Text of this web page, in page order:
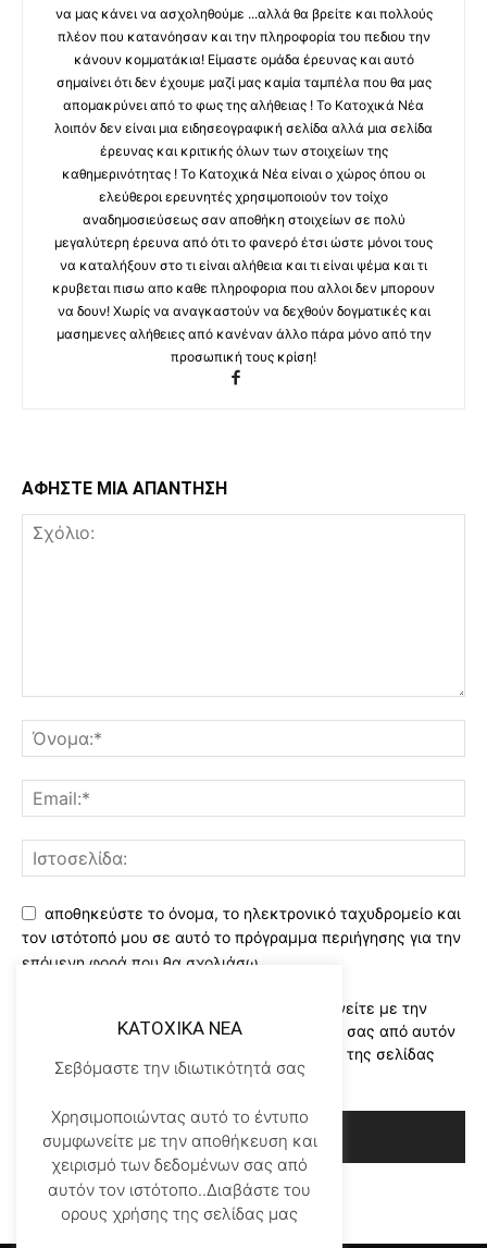
να μας κάνει να ασχοληθούμε ...αλλά θα βρείτε και πολλούς
πλέον που κατανόησαν και την πληροφορία του πεδιου την
κάνουν κομματάκια! Είμαστε ομάδα έρευνας και αυτό
σημαίνει ότι δεν έχουμε μαζί μας καμία ταμπέλα που θα μας
απομακρύνει από το φως της αλήθειας ! Το Κατοχικά Νέα
λοιπόν δεν είναι μια ειδησεογραφική σελίδα αλλά μια σελίδα
έρευνας και κριτικής όλων των στοιχείων της
καθημερινότητας ! Το Κατοχικά Νέα είναι ο χώρος όπου οι
ελεύθεροι ερευνητές χρησιμοποιούν τον τοίχο
αναδημοσιεύσεως σαν αποθήκη στοιχείων σε πολύ
μεγαλύτερη έρευνα από ότι το φανερό έτσι ώστε μόνοι τους
να καταλήξουν στο τι είναι αλήθεια και τι είναι ψέμα και τι
κρυβεται πισω απο καθε πληροφορια που αλλοι δεν μπορουν
να δουν! Χωρίς να αναγκαστούν να δεχθούν δογματικές και
μασημενες αλήθειες από κανέναν άλλο πάρα μόνο από την
προσωπική τους κρίση!
ΑΦΗΣΤΕ ΜΙΑ ΑΠΑΝΤΗΣΗ
αποθηκεύστε το όνομα, το ηλεκτρονικό ταχυδρομείο και
τον ιστότοπό μου σε αυτό το πρόγραμμα περιήγησης για την
επόμενη φορά που θα σχολιάσω.
Χρησιμοποιώντας αυτό το έντυπο συμφωνείτε με την
αποθήκευση και χειρισμό των δεδομένων σας από αυτόν
τον ιστότοπο..Διαβάστε του ορους χρήσης της σελίδας
μας*
KATOXIKA NEA
Σεβόμαστε την ιδιωτικότητά σας
Χρησιμοποιώντας αυτό το έντυπο
συμφωνείτε με την αποθήκευση και
χειρισμό των δεδομένων σας από
αυτόν τον ιστότοπο..Διαβάστε του
ορους χρήσης της σελίδας μας